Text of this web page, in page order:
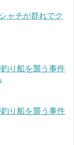
ャチが群れでク
釣り船を襲う事件
釣り船を襲う事件